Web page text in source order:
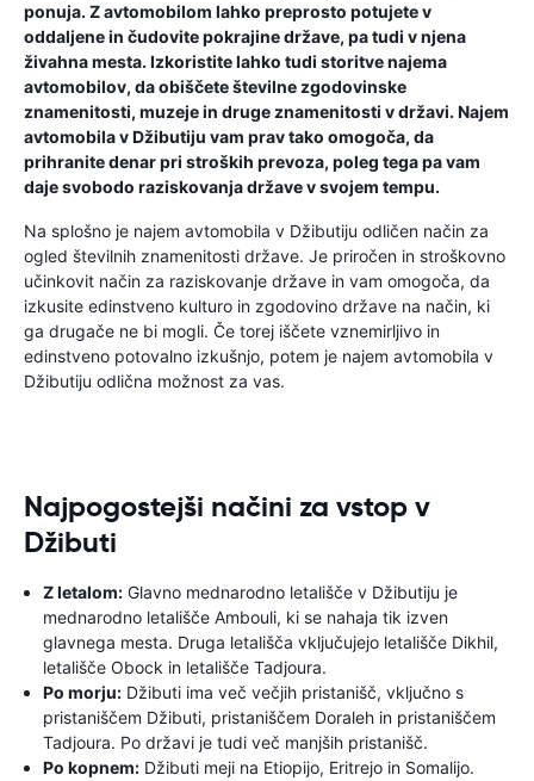
ponuja. Z avtomobilom lahko preprosto potujete v
oddaljene in čudovite pokrajine države, pa tudi v njena
živahna mesta. Izkoristite lahko tudi storitve najema
avtomobilov, da obiščete številne zgodovinske
znamenitosti, muzeje in druge znamenitosti v državi. Najem
avtomobila v Džibutiju vam prav tako omogoča, da
prihranite denar pri stroških prevoza, poleg tega pa vam
daje svobodo raziskovanja države v svojem tempu.
Na splošno je najem avtomobila v Džibutiju odličen način za
ogled številnih znamenitosti države. Je priročen in stroškovno
učinkovit način za raziskovanje države in vam omogoča, da
izkusite edinstveno kulturo in zgodovino države na način, ki
ga drugače ne bi mogli. Če torej iščete vznemirljivo in
edinstveno potovalno izkušnjo, potem je najem avtomobila v
Džibutiju odlična možnost za vas.
Najpogostejši načini za vstop v
Džibuti
Z letalom: Glavno mednarodno letališče v Džibutiju je
mednarodno letališče Ambouli, ki se nahaja tik izven
glavnega mesta. Druga letališča vključujejo letališče Dikhil,
letališče Obock in letališče Tadjoura.
Po morju: Džibuti ima več večjih pristanišč, vključno s
pristaniščem Džibuti, pristaniščem Doraleh in pristaniščem
Tadjoura. Po državi je tudi več manjših pristanišč.
Po kopnem: Džibuti meji na Etiopijo, Eritrejo in Somalijo.